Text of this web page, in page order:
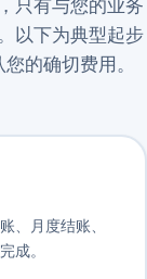
只有与您的业务
以下为典型起步
的确切费用。
、月度结账、
成。